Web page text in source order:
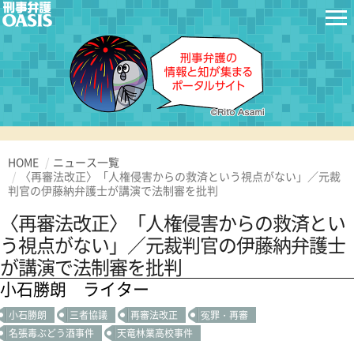
HOME
ニュース一覧
〈再審法改正〉「人権侵害からの救済という視点がない」／元裁
判官の伊藤納弁護士が講演で法制審を批判
〈再審法改正〉「人権侵害からの救済とい
う視点がない」／元裁判官の伊藤納弁護士
が講演で法制審を批判
小石勝朗 ライター
小石勝朗 三者協議 再審法改正
冤罪・再審
名張毒ぶどう酒事件
天竜林業高校事件